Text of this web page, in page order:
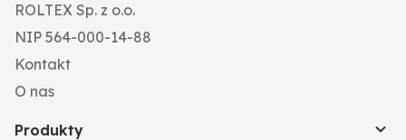
Powierzchnia: ocynk galwaniczny
Napęd: sześciokąt zewnętrzny
Wysokość głowicy (mm): 10
Gwint: M16
ROLTEX Sp. z o.o.
NIP 564-000-14-88
Kontakt
O nas
Produkty